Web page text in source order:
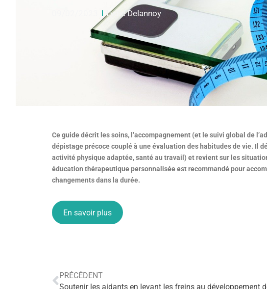
Lydie Delannoy
Ce guide décrit les soins, l’accompagnement (et le suivi global de
dépistage précoce couplé à une évaluation des habitudes de vie. Il
activité physique adaptée, santé au travail) et revient sur les
éducation thérapeutique personnalisée est recommandé pour
changements dans la durée.
En savoir plus
PRÉCÉDENT